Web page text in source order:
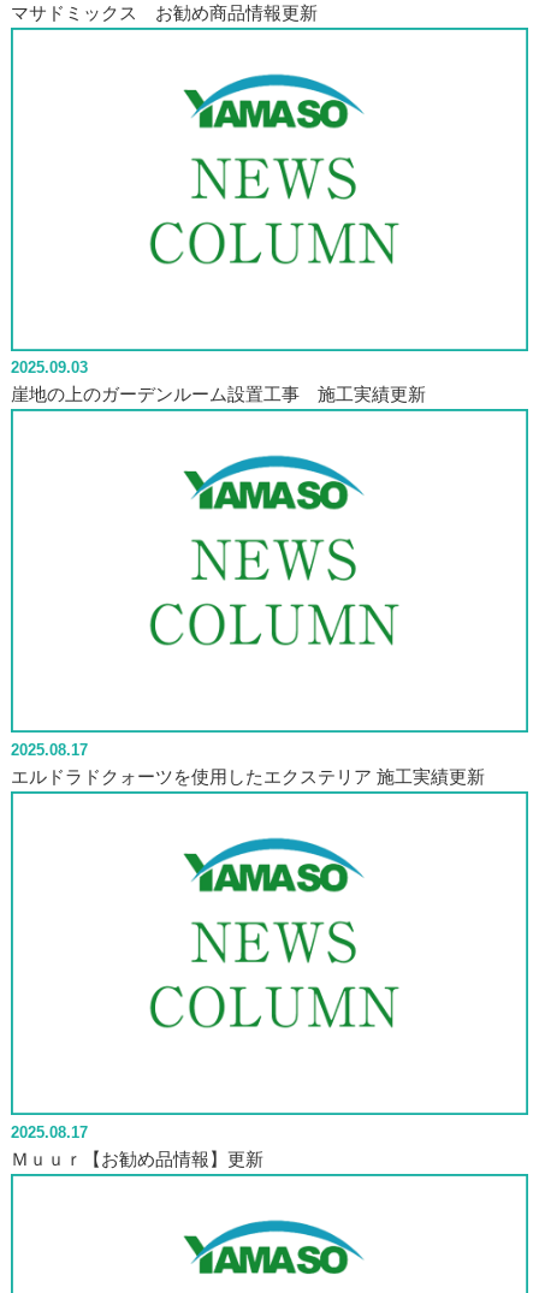
マサドミックス お勧め商品情報更新
2025.09.03
崖地の上のガーデンルーム設置工事 施工実績更新
2025.08.17
エルドラドクォーツを使用したエクステリア 施工実績更新
2025.08.17
Ｍｕｕｒ【お勧め品情報】更新